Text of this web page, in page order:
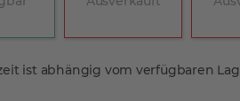
ist abhängig vom verfügbaren